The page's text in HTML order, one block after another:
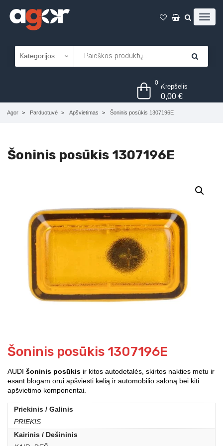
0 Krepšelis
0,00€
Agor Parduotuvė Apšvietimas Šoninis posūkis 1307196E
Šoninis posūkis 1307196E
Šoninis posūkis 1307196E
AUDI šoninis posūkis ir kitos autodetalės, skirtos nakties metu ir
esant blogam orui apšviesti kelią ir automobilio saloną bei kiti
apšvietimo komponentai.
Priekinis / Galinis
PRIEKIS
Kairinis / Dešininis